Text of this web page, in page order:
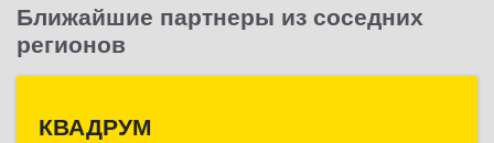
Ближайшие партнеры из соседних
регионов
КВАДРУМ